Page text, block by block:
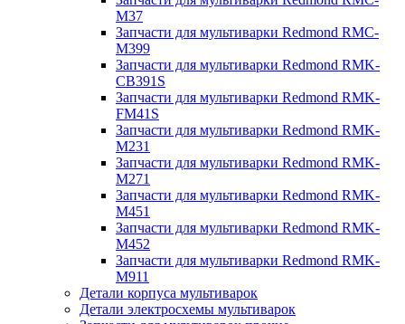
M37
Запчасти для мультиварки Redmond RMC-
M399
Запчасти для мультиварки Redmond RMK-
CB391S
Запчасти для мультиварки Redmond RMK-
FM41S
Запчасти для мультиварки Redmond RMK-
M231
Запчасти для мультиварки Redmond RMK-
M271
Запчасти для мультиварки Redmond RMK-
M451
Запчасти для мультиварки Redmond RMK-
M452
Запчасти для мультиварки Redmond RMK-
M911
Детали корпуса мультиварок
Детали электросхемы мультиварок